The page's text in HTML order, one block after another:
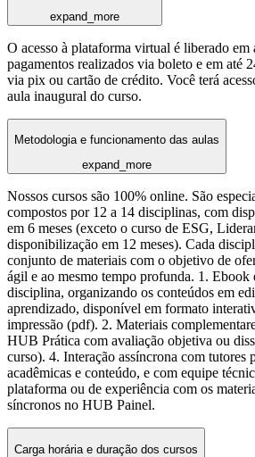
expand_more
O acesso à plataforma virtual é liberado em
pagamentos realizados via boleto e em até
via pix ou cartão de crédito. Você terá
aula inaugural do curso.
Metodologia e funcionamento das aulas
expand_more
Nossos cursos são 100% online. São
compostos por 12 a 14 disciplinas, com
em 6 meses (exceto o curso de ESG,
disponibilização em 12 meses). Cada
conjunto de materiais com o objetivo de
ágil e ao mesmo tempo profunda. 1. Ebook
disciplina, organizando os conteúdos em
aprendizado, disponível em formato
impressão (pdf). 2. Materiais
HUB Prática com avaliação objetiva ou
curso). 4. Interação assíncrona com tutores
acadêmicas e conteúdo, e com equipe
plataforma ou de experiência com os
síncronos no HUB Painel.
Carga horária e duração dos cursos